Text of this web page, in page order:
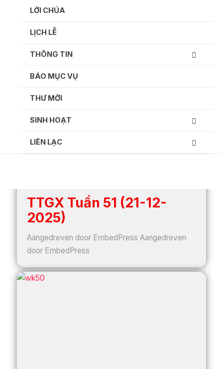
LỜI CHÚA
LỊCH LỄ
THÔNG TIN
BÁO MỤC VỤ
THƯ MỜI
SINH HOẠT
LIÊN LẠC
Thông tin giáo xứ hàng tuần:
TTGX Tuần 51 (21-12-
2025)
Aangedreven door EmbedPress Aangedreven
door EmbedPress